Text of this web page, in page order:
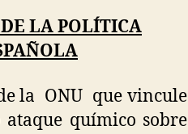
LA POLÍTICA
la ONU que vincule
químico sobre